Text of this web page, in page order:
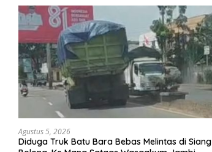
Agustus 5, 2026
Diduga Truk Batu Bara Bebas Melintas di Siang